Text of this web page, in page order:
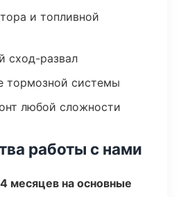
и топливной
сход-развал
тормозной системы
любой сложности
работы с нами
месяцев на основные